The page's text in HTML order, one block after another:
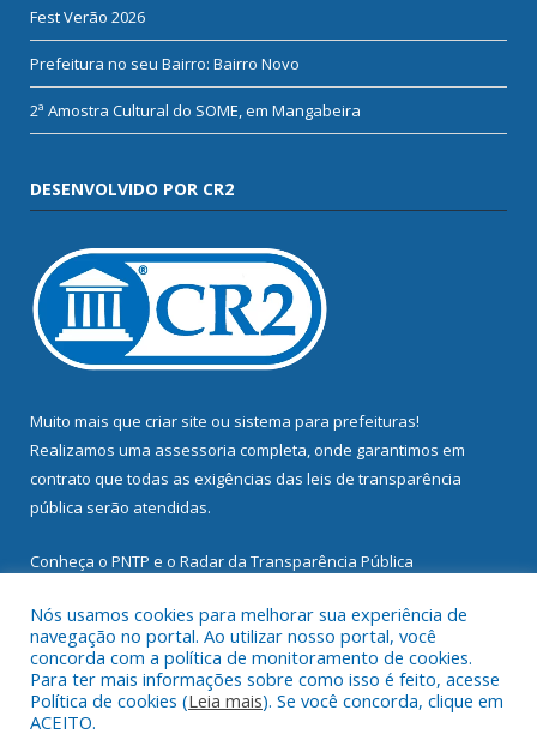
Fest Verão 2026
Prefeitura no seu Bairro: Bairro Novo
2ª Amostra Cultural do SOME, em Mangabeira
DESENVOLVIDO POR CR2
Muito mais que criar site ou sistema para prefeituras!
Realizamos uma assessoria completa, onde garantimos em
contrato que todas as exigências das leis de transparência
pública serão atendidas.
Conheça o PNTP e o Radar da Transparência Pública
Todos os direitos reservados a Prefeitura Municipal de
Mocajuba.
Nós usamos cookies para melhorar sua experiência de
navegação no portal. Ao utilizar nosso portal, você
concorda com a política de monitoramento de cookies.
Para ter mais informações sobre como isso é feito, acesse
Política de cookies (Leia mais). Se você concorda, clique em
ACEITO.